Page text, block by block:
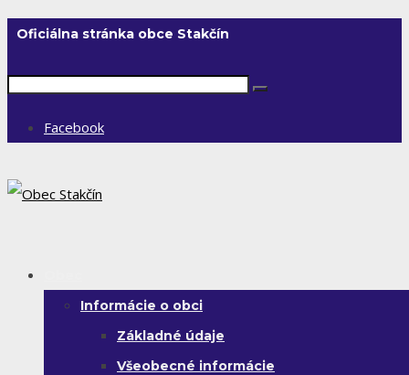
Oficiálna stránka obce Stakčín
Facebook
Informácie o obci
Základné údaje
Všeobecné informácie